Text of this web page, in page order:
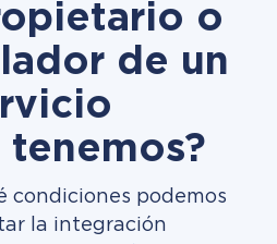
o
de un
tenemos?
condiciones podemos
la integración